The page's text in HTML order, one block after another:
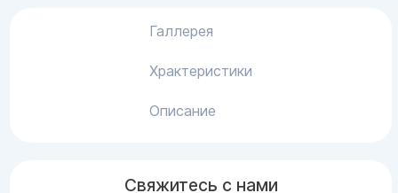
Галлерея
Храктеристики
Описание
Свяжитесь с нами